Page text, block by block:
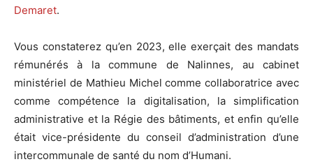
Demaret.
Vous constaterez qu’en 2023, elle exerçait des mandats
rémunérés à la commune de Nalinnes, au cabinet
ministériel de Mathieu Michel comme collaboratrice avec
comme compétence la digitalisation, la simplification
administrative et la Régie des bâtiments, et enfin qu’elle
était vice-présidente du conseil d’administration d’une
intercommunale de santé du nom d’Humani.